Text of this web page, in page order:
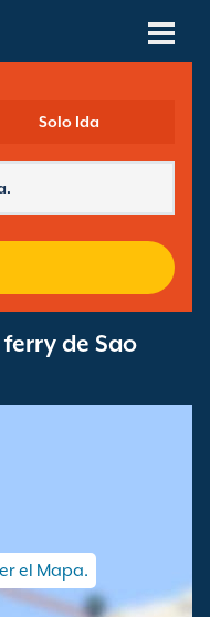
Solo Ida
de Sao
el Mapa.